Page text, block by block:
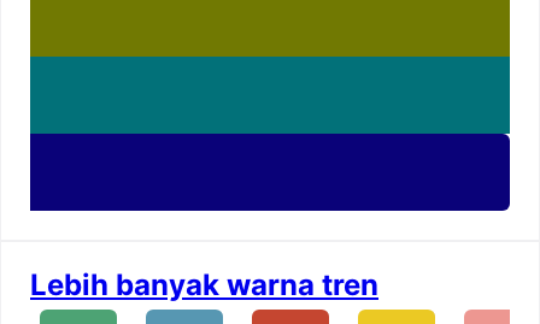
Lebih banyak warna tren